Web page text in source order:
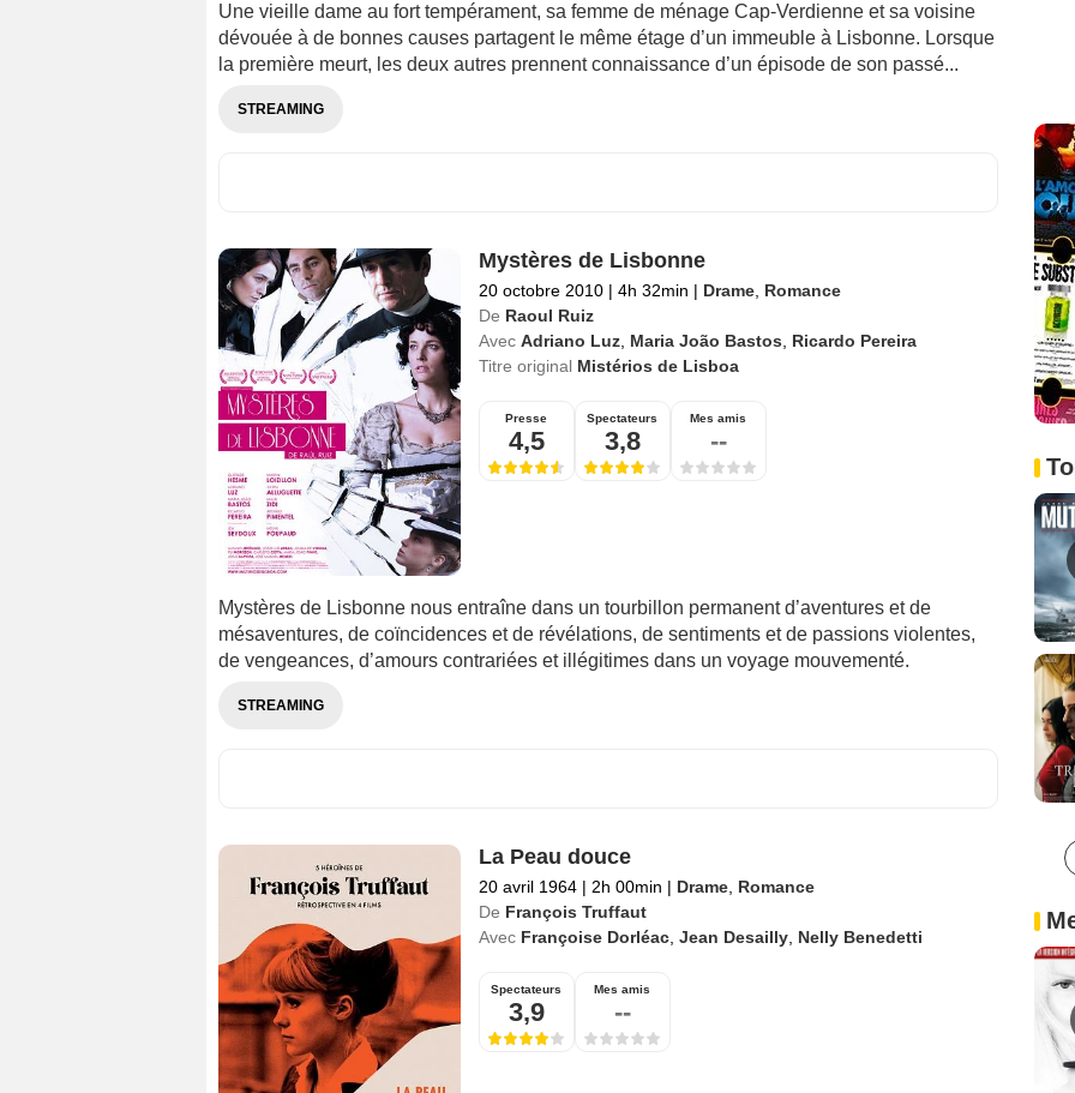
Une vieille dame au fort tempérament, sa femme de ménage Cap-Verdienne et sa voisine
dévouée à de bonnes causes partagent le même étage d’un immeuble à Lisbonne. Lorsque
la première meurt, les deux autres prennent connaissance d’un épisode de son passé...
STREAMING
Mystères de Lisbonne
20 octobre 2010 | 4h 32min | Drame, Romance
De Raoul Ruiz
Avec Adriano Luz, Maria João Bastos
Ricardo Pereira
Titre original Mistérios de Lisboa
Presse
4,5
Spectateurs
3,8
Mes amis
--
Mystères de Lisbonne nous entraîne dans un tourbillon permanent d’aventures et de
mésaventures, de coïncidences et de révélations, de sentiments et de passions violentes,
de vengeances, d’amours contrariées et illégitimes dans un voyage mouvementé.
STREAMING
La Peau douce
20 avril 1964 | 2h 00min | Drame, Romance
De François Truffaut
Avec Françoise Dorléac, Jean Desailly, Nelly Benedetti
Spectateurs
3,9
Mes amis
--